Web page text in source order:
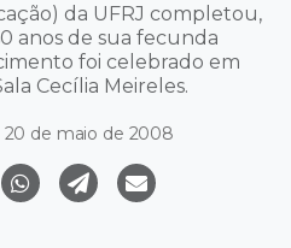
da UFRJ completou,
anos de sua fecunda
foi celebrado em
Cecília Meireles.
20 de maio de 2008